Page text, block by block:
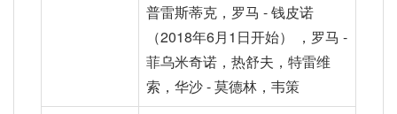
普雷斯蒂克，罗马 - 钱皮诺
（2018年6月1日开始） ，罗马 -
菲乌米奇诺，热舒夫，特雷维
索，华沙 - 莫德林，韦策